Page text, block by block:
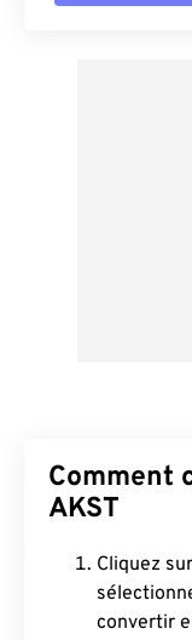
Comment
AKST
Cliquez
convertir